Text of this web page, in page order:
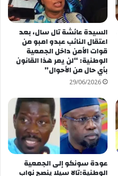
السيدة عائشة تال سال، بعد
اعتقال النائب عبدو امبو من
قوات الأمن داخل الجمعية
الوطنية: “لن يمر هذا القانون
بأي حال من الأحوال”
29/06/2026
عودة سونكو إلى الجمعية
الوطنية:تالا سيلا ينصح نواب